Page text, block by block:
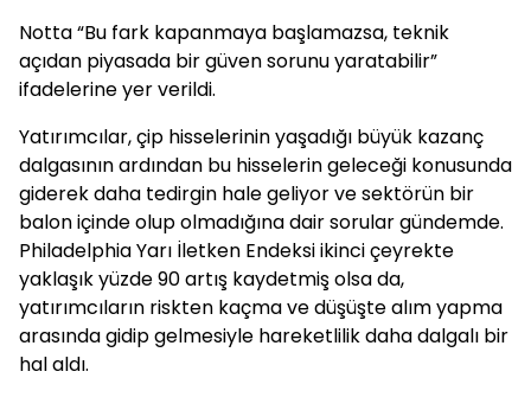
Notta “Bu fark kapanmaya başlamazsa, teknik
açıdan piyasada bir güven sorunu yaratabilir”
ifadelerine yer verildi.
Yatırımcılar, çip hisselerinin yaşadığı büyük kazanç
dalgasının ardından bu hisselerin geleceği konusunda
giderek daha tedirgin hale geliyor ve sektörün bir
balon içinde olup olmadığına dair sorular gündemde.
Philadelphia Yarı İletken Endeksi ikinci çeyrekte
yaklaşık yüzde 90 artış kaydetmiş olsa da,
yatırımcıların riskten kaçma ve düşüşte alım yapma
arasında gidip gelmesiyle hareketlilik daha dalgalı bir
hal aldı.